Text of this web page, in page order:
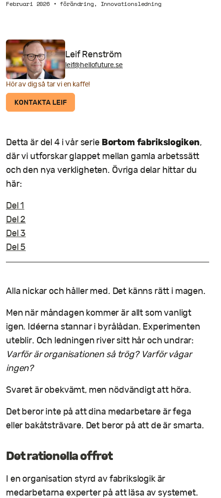
Februari 2026• förändring, Innovationsledning
Hör av dig så tar vi en kaffe!
KONTAKTA LEIF
Leif Renström
leif@hellofuture.se
Detta är del 4 i vår serie Bortom fabrikslogiken,
där vi utforskar glappet mellan gamla arbetssätt
och den nya verkligheten. Övriga delar hittar du
här:
Del 1
Del 2
Del 3
Del 5
Alla nickar och håller med. Det känns rätt i magen.
Men när måndagen kommer är allt som vanligt
igen. Idéerna stannar i byrålådan. Experimenten
uteblir. Och ledningen river sitt hår och undrar:
Varför är organisationen så trög? Varför vågar
ingen?
Svaret är obekvämt, men nödvändigt att höra.
Det beror inte på att dina medarbetare är fega
eller bakåtsträvare. Det beror på att de är smarta.
Det rationella offret
I en organisation styrd av fabrikslogik är
medarbetarna experter på att läsa av systemet.